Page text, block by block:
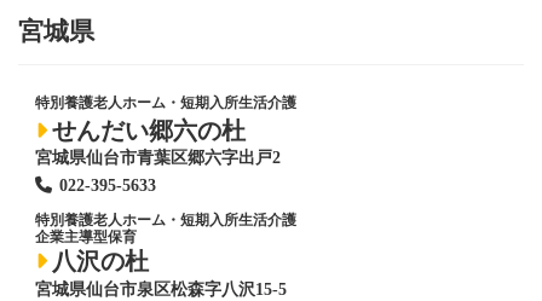
宮城県
特別養護老人ホーム ・短期入所生活介護
せんだい郷六の杜
宮城県仙台市青葉区郷六字出戸2
022-395-5633
特別養護老人ホーム ・短期入所生活介護
企業主導型保育
八沢の杜
宮城県仙台市泉区松森字八沢15-5